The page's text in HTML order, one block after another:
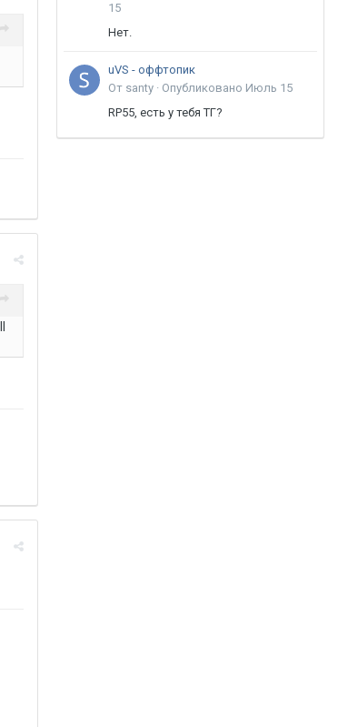
15
Нет.
uVS - оффтопик
От santy · Опубликовано Июль 15
RP55, есть у тебя ТГ?